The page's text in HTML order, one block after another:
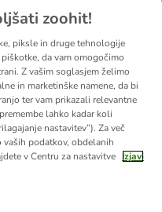
članstvo?
za rojstni dan
v tujini?
in določila?
zoohit!
piksle in druge tehnologije
da vam omogočimo
Z vašim soglasjem želimo
in marketinške namene, da bi
ter vam prikazali relevantne
lahko kadar koli
nastavitev”). Za več
podatkov, obdelanih
v Centru za nastavitve
Izjavi